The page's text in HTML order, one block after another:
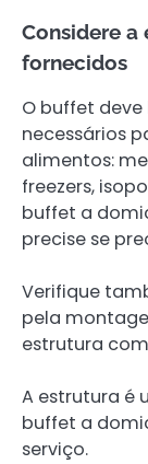
Considere a
fornecidos
O buffet
necessários
alimentos:
freezers,
buffet a
precise se
Verifique
pela
estrutura
A estrutura é
buffet a
serviço.